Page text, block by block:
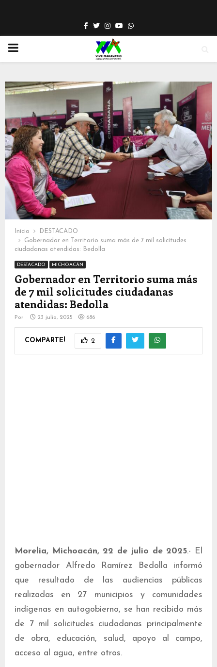
Facebook
TwitterInstagram
YoutubeWhatsapp
PRIMARY
Inicio
DESTACADO
Gobernador en Territorio suma más de 7 mil solicitudes
ciudadanas atendidas: Bedolla
DESTACADO MICHOACÁN
Gobernador en Territorio suma más
de 7 mil solicitudes ciudadanas
atendidas: Bedolla
Por 23 julio, 2025 686
COMPARTE! 2
Morelia, Michoacán, 22 de julio de 2025.- El
gobernador Alfredo Ramírez Bedolla informó
que resultado de las audiencias públicas
realizadas en 27 municipios y comunidades
indígenas en autogobierno, se han recibido más
de 7 mil solicitudes ciudadanas principalmente
de obra, educación, salud, apoyo al campo,
acceso al agua, entre otros.